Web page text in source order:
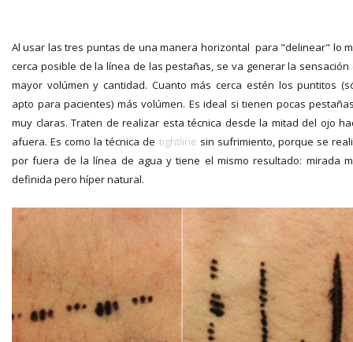
Al usar las tres puntas de una manera horizontal para "delinear" lo
cerca posible de la línea de las pestañas, se va generar la sensación
mayor volúmen y cantidad. Cuanto más cerca estén los puntitos
apto para pacientes) más volúmen. Es ideal si tienen pocas
muy claras. Traten de realizar esta técnica desde la mitad del ojo
afuera. Es como la técnica de tightline sin sufrimiento, porque se
por fuera de la línea de agua y tiene el mismo resultado: mirada
definida pero híper natural.